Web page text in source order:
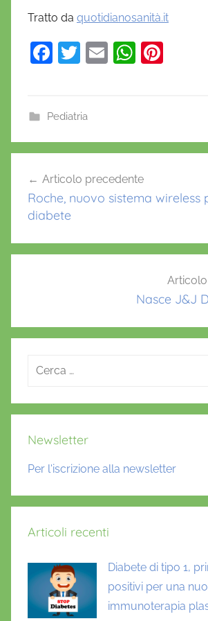
Tratto da quotidianosanità.it
F
e
b
o
k
T
er
E
W
A
p
st
Pediatria
articoli
Articolo precedente
Roche, nuovo sistema wireless
diabete
Nasce J&J
Ricerca
Newsletter
Per l'iscrizione alla newsletter
Articoli recenti
Diabete di tipo 1,
positivi per una
immunoterapia